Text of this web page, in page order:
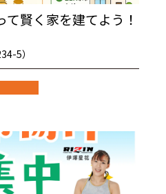
賢く家を建てよう！
5）